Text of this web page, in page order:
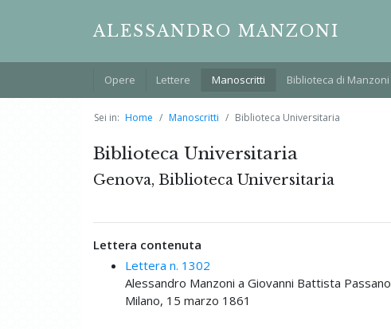
ALESSANDRO MANZONI
Opere Lettere Manoscritti Biblioteca di Manzoni
Sei in: Home Manoscritti Biblioteca Universitaria
Biblioteca Universitaria
Genova, Biblioteca Universitaria
Lettera contenuta
Lettera n. 1302
Alessandro Manzoni a Giovanni Battista Passano
Milano, 15 marzo 1861